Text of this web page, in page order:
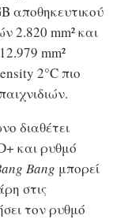
αποθηκευτικού
2.820 mm² και
mm²
2°C πιο
διαθέτει
και ρυθμό
Bang μπορεί
στις
τον ρυθμό